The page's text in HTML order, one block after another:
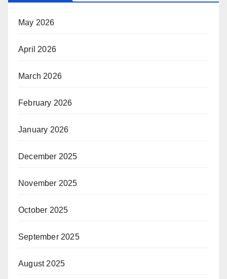
May 2026
April 2026
March 2026
February 2026
January 2026
December 2025
November 2025
October 2025
September 2025
August 2025